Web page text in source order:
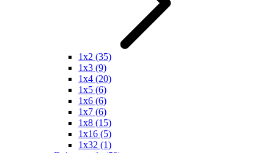
1x2 (35)
1x3 (9)
1x4 (20)
1x5 (6)
1x6 (6)
1x7 (6)
1x8 (15)
1x16 (5)
1x32 (1)